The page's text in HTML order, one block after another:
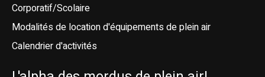
Corporatif/Scolaire
Modalités de location d'équipements de plein air
Calendrier d'activités